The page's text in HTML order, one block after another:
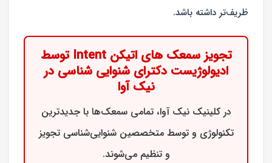
ظریف‌تر داشته باشد.
تجویز سمعک های اتیکن Intent توسط
ادیولوژیست دکترای شنوایی شناسی در
نیک آوا
در کلینیک نیک آوا، تمامی سمعک‌ها با جدیدترین
تکنولوژی و توسط متخصصین شنوایی‌شناسی تجویز
و تنظیم می‌شوند.